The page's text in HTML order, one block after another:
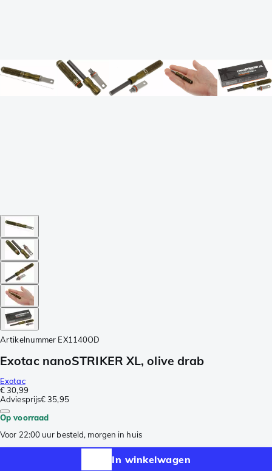
Artikelnummer EX1140OD
Exotac nanoSTRIKER XL, olive drab
Exotac
€ 30,99
Adviesprijs€ 35,95
Op voorraad
Voor 22:00 uur besteld, morgen in huis
In winkelwagen